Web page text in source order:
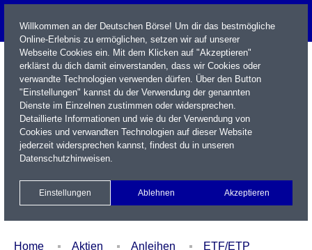
Name / WKN / ISIN / Kürzel
Xetra Realtime
Watchlist Portfolio Login
Home Aktien Anleihen
ETF/ETP
Willkommen an der Deutschen Börse! Um dir das bestmögliche
Online-Erlebnis zu ermöglichen, setzen wir auf unserer
Webseite Cookies ein. Mit dem Klicken auf "Akzeptieren"
erklärst du dich damit einverstanden, dass wir Cookies oder
verwandte Technologien verwenden dürfen. Über den Button
"Einstellungen" kannst du der Verwendung der genannten
Dienste im Einzelnen zustimmen oder widersprechen.
Detaillierte Informationen und wie du der Verwendung von
Cookies und verwandten Technologien auf dieser Website
jederzeit widersprechen kannst, findest du in unseren
Datenschutzhinweisen.
Einstellungen Ablehnen Akzeptieren